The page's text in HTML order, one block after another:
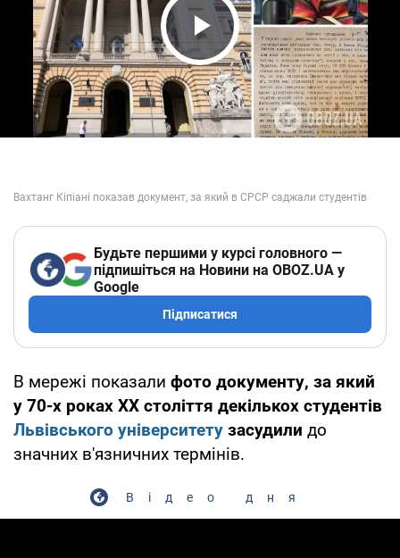
Play Video
Будьте першими у курсі головного —
підпишіться на Новини на OBOZ.UA у
Google
Підписатися
В мережі показали фото документу, за який
у 70-х роках ХХ століття декількох студентів
Львівського університету засудили до
значних в'язничних термінів.
Відео дня